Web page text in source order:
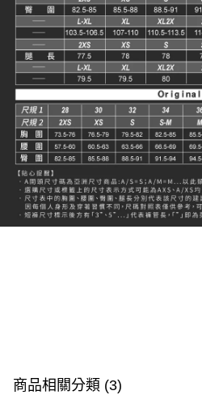
商品相關分類 (3)